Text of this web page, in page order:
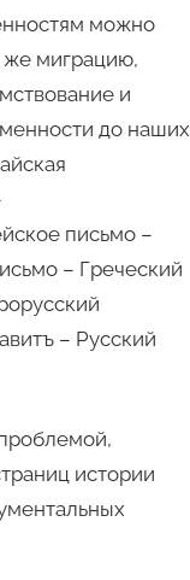
можно
же миграцию,
и
до наших
письмо –
– Греческий
– Русский
истории